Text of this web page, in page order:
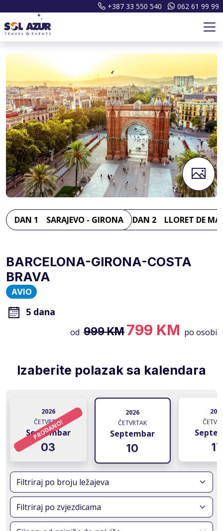
+387 33 550 540 062 61 99 99
DAN 2 LLORET DE
DAN 1 SARAJEVO - GIRONA
BARCELONA-GIRONA-COSTA
BRAVA
AVIO
5 dana
od 999 KM799 KM po osobi
Izaberite polazak sa kalendara
2026
ČETVRTAK
Septembar
03
PRODANO!
2026
ČETVRTAK
Septembar
10 17